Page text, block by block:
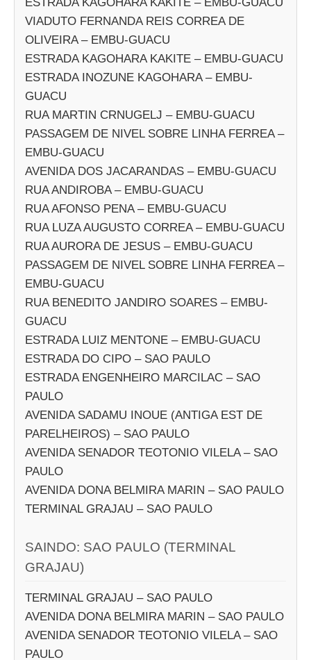
VIADUTO FERNANDA REIS CORREA DE
OLIVEIRA – EMBU-GUACU
ESTRADA KAGOHARA KAKITE – EMBU-GUACU
ESTRADA INOZUNE KAGOHARA – EMBU-
GUACU
RUA MARTIN CRNUGELJ – EMBU-GUACU
PASSAGEM DE NIVEL SOBRE LINHA FERREA –
EMBU-GUACU
AVENIDA DOS JACARANDAS – EMBU-GUACU
RUA ANDIROBA – EMBU-GUACU
RUA AFONSO PENA – EMBU-GUACU
RUA LUZA AUGUSTO CORREA – EMBU-GUACU
RUA AURORA DE JESUS – EMBU-GUACU
PASSAGEM DE NIVEL SOBRE LINHA FERREA –
EMBU-GUACU
RUA BENEDITO JANDIRO SOARES – EMBU-
GUACU
ESTRADA LUIZ MENTONE – EMBU-GUACU
ESTRADA DO CIPO – SAO PAULO
ESTRADA ENGENHEIRO MARCILAC – SAO
PAULO
AVENIDA SADAMU INOUE (ANTIGA EST DE
PARELHEIROS) – SAO PAULO
AVENIDA SENADOR TEOTONIO VILELA – SAO
PAULO
AVENIDA DONA BELMIRA MARIN – SAO PAULO
TERMINAL GRAJAU – SAO PAULO
SAINDO: SAO PAULO (TERMINAL
GRAJAU)
TERMINAL GRAJAU – SAO PAULO
AVENIDA DONA BELMIRA MARIN – SAO PAULO
AVENIDA SENADOR TEOTONIO VILELA – SAO
PAULO